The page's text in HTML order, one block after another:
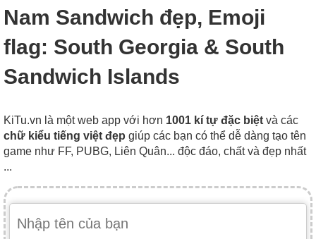
Nam Sandwich đẹp, Emoji
flag: South Georgia & South
Sandwich Islands
KiTu.vn là một web app với hơn 1001 kí tự đặc biệt và các
chữ kiểu tiếng việt đẹp giúp các bạn có thể dễ dàng tạo tên
game như FF, PUBG, Liên Quân... độc đáo, chất và đẹp nhất
...